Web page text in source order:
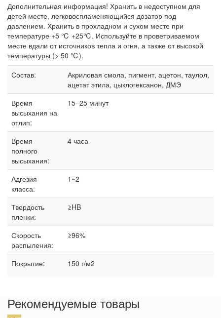
Дополнительная информация! Хранить в недоступном для
детей месте, легковоспламеняющийся дозатор под
давлением. Хранить в прохладном и сухом месте при
температуре +5 ℃ +25℃. Используйте в проветриваемом
месте вдали от источников тепла и огня, а также от высокой
температуры (> 50 ℃).
Состав:
Акриловая смола, пигмент, ацетон, таулол,
ацетат этила, цыклогексанон, ДМЭ
Время
высыхания на
отлип:
15–25 минут
Время
полного
высыхания:
4 часа
Адгезия
класса:
1~2
Твердость
пленки:
≥HB
Скорость
распыления:
≥96%
Покрытие: 150 г/м2
Рекомендуемые товары